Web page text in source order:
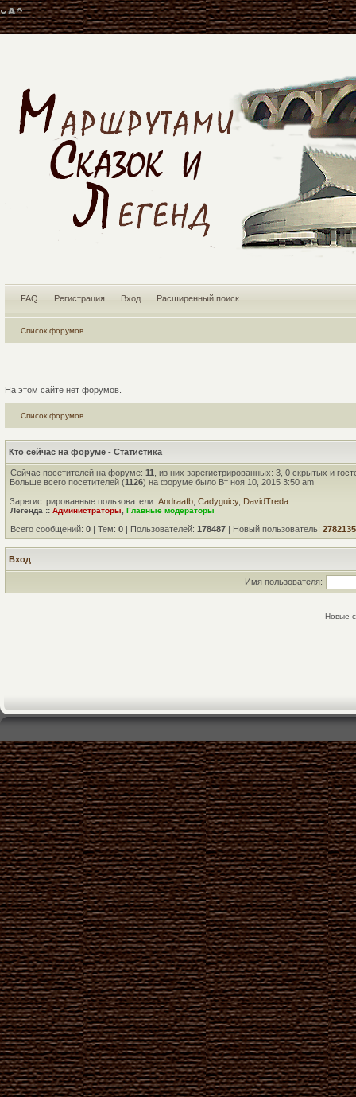
FAQ Регистрация Вход Расширенный поиск
Список форумов
На этом сайте нет форумов.
Список форумов
Кто сейчас на форуме - Статистика
Сейчас посетителей на форуме: 11 , из них зарегистрированных: 3, 0 скрытых и
Больше всего посетителей (1126) на форуме было Вт ноя 10, 2015 3:50 am
Зарегистрированные пользователи: Andraafb Cadyguicy, DavidTreda
Легенда :: Администраторы Главные модераторы
Всего сообщений: 0 | Тем: 0 | Пользователей: 178487 | Новый пользователь:
Вход
Имя пользователя:
Новые